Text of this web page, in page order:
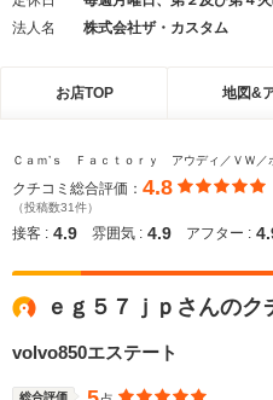
法人名
株式会社ザ・カスタム
お店TOP 地図&
Ｃａｍ’ｓ Ｆａｃｔｏｒｙ アウディ／ＶＷ
クチコミ総合評価： 4.8
（投稿数31件）
接客 : 4.9 雰囲気 : 4.9 アフター :
ｅｇ５７ｊｐさんのク
volvo850エステート
総合評価